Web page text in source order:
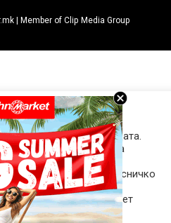
| Member of Clip Media Group
(cookies)
на страницата.
суштинско значење за
помагаат да ја
и вашето корисничко
колачиња се
до оваа интернет